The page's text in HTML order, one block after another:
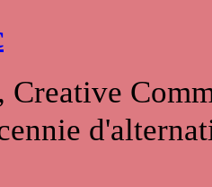
Creative